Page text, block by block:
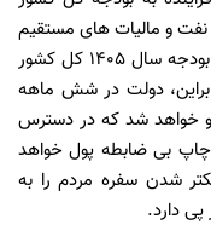
و مالیات های مستقیم
و غیر مستقیم ) پایدار نیستند. و از آنجائیکه بودجه سال 1405 کل کشور
دولت در شش ماهه
روبرو خواهد شد که در دسترس
بی ضابطه پول خواهد
شدن سفره مردم را به
دارد.